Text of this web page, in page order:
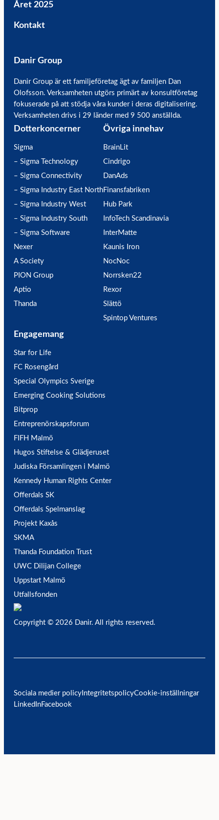
Året 2025
Kontakt
Danir Group
Danir Group är ett familjeföretag ägt av familjen Dan
Olofsson. Verksamheten utgörs primärt av konsultföretag
fokuserade på att stödja våra kunder i deras digitalisering.
Verksamheten drivs i 29 länder med 9 500 anställda.
Dotterkoncerner
Sigma
– Sigma Technology
– Sigma Connectivity
– Sigma Industry East North
– Sigma Industry West
– Sigma Industry South
– Sigma Software
Nexer
A Society
PION Group
Aptio
Thanda
Övriga innehav
BrainLit
Cindrigo
DanAds
Finansfabriken
Hub Park
InfoTech Scandinavia
InterMatte
Kaunis Iron
NocNoc
Norrsken22
Rexor
Slättö
Spintop Ventures
Engagemang
Star for Life
FC Rosengård
Special Olympics Sverige
Emerging Cooking Solutions
Bitprop
Entreprenörskapsforum
FIFH Malmö
Hugos Stiftelse & Glädjeruset
Judiska Församlingen i Malmö
Kennedy Human Rights Center
Offerdals SK
Offerdals Spelmanslag
Projekt Kaxås
SKMA
Thanda Foundation Trust
UWC Dilijan College
Uppstart Malmö
Utfallsfonden
Copyright © 2026 Danir. All rights reserved.
Sociala medier policy IntegritetspolicyCookie-inställningar
LinkedInFacebook